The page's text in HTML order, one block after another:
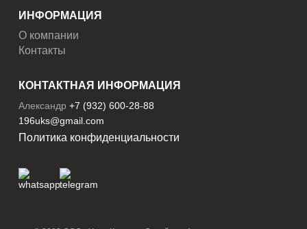
ИНФОРМАЦИЯ
О компании
Контакты
КОНТАКТНАЯ ИНФОРМАЦИЯ
Александр+7 (932) 600-28-88
196uks@gmail.com
Политика конфиденциальности